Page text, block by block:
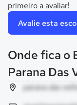
primeiro a avaliar!
Avalie esta
Onde fica o
Parana Das
parana das